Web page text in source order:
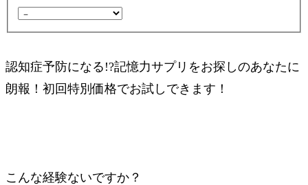
認知症予防になる!?記憶力サプリをお探しのあなたに
朗報！初回特別価格でお試しできます！
こんな経験ないですか？